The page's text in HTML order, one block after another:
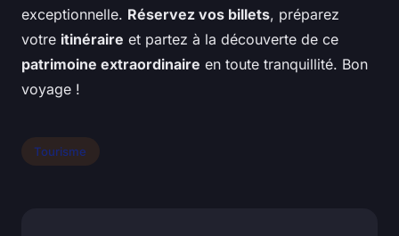
exceptionnelle. Réservez vos billets, préparez
votre itinéraire et partez à la découverte de ce
patrimoine extraordinaire en toute tranquillité. Bon
voyage !
Tourisme